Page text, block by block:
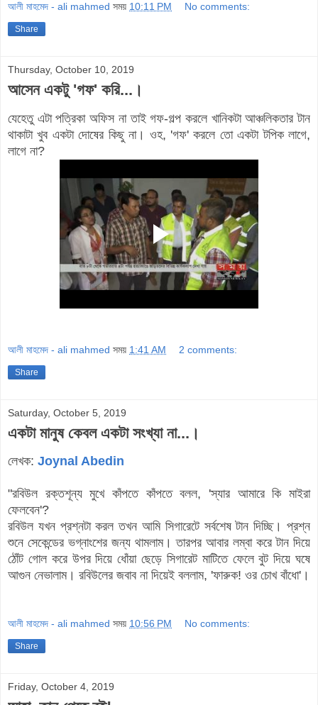
আলী মাহমেদ - ali mahmed সময় 10:11 PM No comments:
Share
Thursday, October 10, 2019
আসেন একটু 'গফ' করি...।
যেহেতু এটা পত্রিকা অফিস না তাইগফ-গল্প করলেখানিকটা আঞ্চলিকতার টান
থাকাটা খুব একটা দোষের কিছু না। ওহ, 'গফ' করলে তো একটা টপিক লাগে,
লাগে না?
আলী মাহমেদ - ali mahmed সময় 1:41 AM 2 comments:
Share
Saturday, October 5, 2019
একটা মানুষ কেবল একটা সংখ্যা না...।
লেখক: Joynal Abedin
"রবিউল রক্তশূন্য মুখে কাঁপতে কাঁপতে বলল, 'স্যার আমারে কি মাইরা
ফেলবেন'?
রবিউল যখন প্রশ্নটা করল তখন আমি সিগারেটে সর্বশেষ টান দিচ্ছি। প্রশ্ন
শুনে সেকেন্ডের ভগ্নাংশের জন্য থামলাম। তারপর আবার লম্বা করে টান দিয়ে
ঠোঁট গোল করে উপর দিয়ে ধোঁয়া ছেড়ে সিগারেট মাটিতে ফেলে বুট দিয়ে ঘষে
আগুন নেভালাম। রবিউলের জবাব না দিয়েই বললাম, 'ফারুক! ওর চোখ বাঁধো'।
আলী মাহমেদ - ali mahmed সময় 10:56 PM No comments:
Share
Friday, October 4, 2019